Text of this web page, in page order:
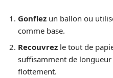
Gonflez un ballon ou
comme base.
Recouvrez le tout de
suffisamment de
flottement.